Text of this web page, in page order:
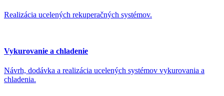
Realizácia ucelených rekuperačných systémov.
Vykurovanie a chladenie
Návrh, dodávka a realizácia ucelených systémov vykurovania a
chladenia.